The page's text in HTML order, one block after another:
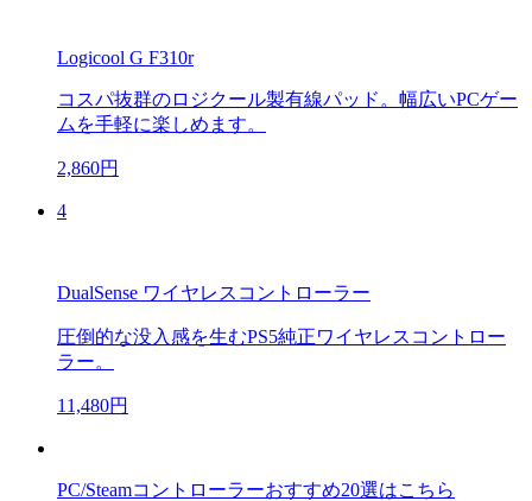
Logicool G F310r
コスパ抜群のロジクール製有線パッド。幅広いPCゲー
ムを手軽に楽しめます。
2,860円
4
DualSense ワイヤレスコントローラー
圧倒的な没入感を生むPS5純正ワイヤレスコントロー
ラー。
11,480円
PC/Steamコントローラーおすすめ20選はこちら